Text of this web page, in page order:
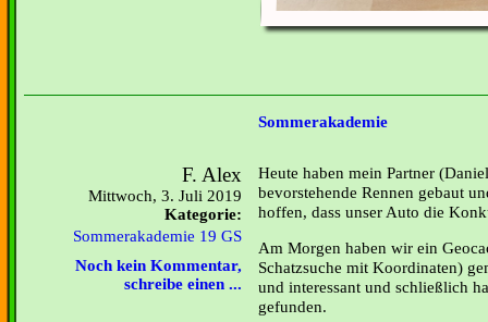
Sommerakademie
F. Alex
Mittwoch, 3. Juli 2019
Kategorie:
Sommerakademie 19 GS
Noch kein Kommentar,
schreibe einen ...
Heute haben mein Partner
bevorstehende Rennen gebaut
hoffen, dass unser Auto die
Am Morgen haben wir ein
Schatzsuche mit Koordinaten)
und interessant und schließlich
gefunden.